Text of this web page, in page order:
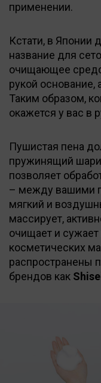
применении.
Кстати, в Японии
название для
очищающее
рукой основание,
Таким образом,
окажется у вас в
Пушистая пена
пружинящий
позволяет
– между вашими
мягкий и
массирует,
очищает и
косметических
распространены
брендов как